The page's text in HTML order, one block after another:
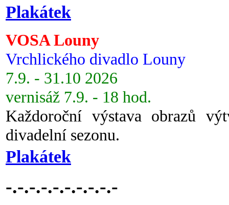
Plakátek
VOSA Louny
Vrchlického divadlo Louny
7.9. - 31.10 2026
vernisáž 7.9. - 18 hod.
Každoroční výstava obrazů
divadelní sezonu.
Plakátek
-.-.-.-.-.-.-.-.-.-